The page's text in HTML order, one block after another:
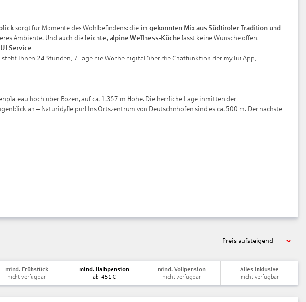
sorgt für Momente des Wohlbefindens; die im gekonnten Mix aus Südtiroler Tradition und
Ambiente. Und auch die leichte, alpine Wellness-Küche lässt keine Wünsche offen.
Service
steht Ihnen 24 Stunden, 7 Tage die Woche digital über die Chatfunktion der myTui App,
hoch über Bozen, auf ca. 1.357 m Höhe. Die herrliche Lage inmitten der
an – Naturidylle pur! Ins Ortszentrum von Deutschnhofen sind es ca. 500 m. Der nächste
pro Person ca. 2.50 EUR
Preis aufsteigend
mind. Frühstück
nicht verfügbar
mind. Halbpension
ab 451 €
mind. Vollpension
nicht verfügbar
Alles Inklusive
nicht verfügbar